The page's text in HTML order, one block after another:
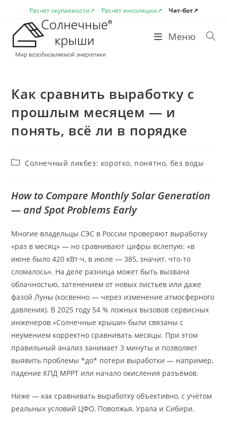
содержимому
Расчёт окупаемости↗ Расчёт инсоляции↗ Чат-бот↗
Меню
Как сравнить выработку с
прошлым месяцем — и
понять, всё ли в порядке
РубрикаСолнечный ликбез: коротко, понятно, без воды
How to Compare Monthly Solar Generation
— and Spot Problems Early
Многие владельцы СЭС в России проверяют выработку
«раз в месяц» — но сравнивают цифры вслепую: «в
июне было 420 кВт·ч, в июле — 385, значит, что-то
сломалось». На деле разница может быть вызвана
облачностью, затенением от новых листьев или даже
фазой Луны (косвенно — через изменение атмосферного
давления). В 2025 году 54 % ложных вызовов сервисных
инженеров «Солнечные крыши» были связаны с
неумением корректно сравнивать месяцы. При этом
правильный анализ занимает 3 минуты и позволяет
выявить проблемы *до* потери выработки — например,
падение КПД MPPT или начало окисления разъёмов.
Ниже — как сравнивать выработку объективно, с учётом
реальных условий ЦФО, Поволжья, Урала и Сибири.